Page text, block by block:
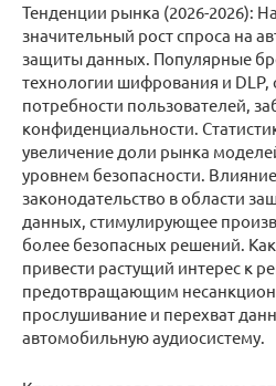
Тенденции рынка (2026-2026):
значительный рост спроса на
защиты данных. Популярные
технологии шифрования и DLP,
потребности пользователей,
конфиденциальности.
увеличение доли рынка
уровнем безопасности.
законодательство в области
данных, стимулирующее
более безопасных решений.
привести растущий интерес к
предотвращающим
прослушивание и перехват
автомобильную аудиосистему.